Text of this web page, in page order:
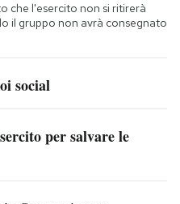
che l'esercito non si ritirerà
il gruppo non avrà consegnato
social
per salvare le